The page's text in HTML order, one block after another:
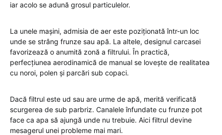
iar acolo se adună grosul particulelor.
La unele mașini, admisia de aer este poziționată într-un loc
unde se strâng frunze sau apă. La altele, designul carcasei
favorizează o anumită zonă a filtrului. În practică,
perfecțiunea aerodinamică de manual se lovește de realitatea
cu noroi, polen și parcări sub copaci.
Dacă filtrul este ud sau are urme de apă, merită verificată
scurgerea de sub parbriz. Canalele înfundate cu frunze pot
face ca apa să ajungă unde nu trebuie. Aici filtrul devine
mesagerul unei probleme mai mari.